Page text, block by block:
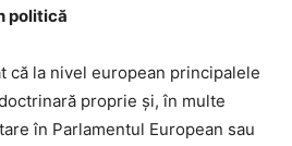
politică
că la nivel european principalele
proprie și, în multe
în Parlamentul European sau